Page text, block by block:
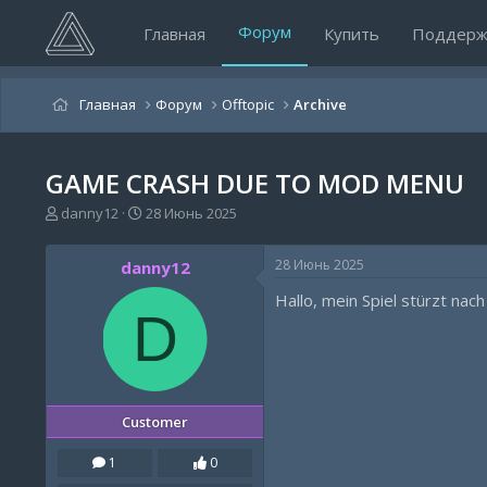
Главная Форум Купить
Главная Форум Offtopic Archive
GAME CRASH DUE TO MOD MENU
А
т
danny12
Д
т
а
н
ч
а
28 Июнь 2025
danny12
D
Customer
1
0
28 Июнь 2025
Hallo, mein Spiel stürzt